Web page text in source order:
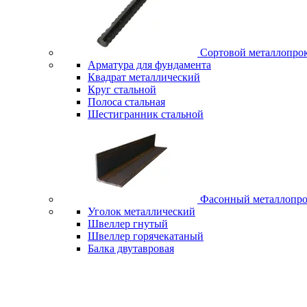
Сортовой
Арматура для фундамента
Квадрат металлический
Круг стальной
Полоса стальная
Шестигранник стальной
Фасонный
Уголок металлический
Швеллер гнутый
Швеллер горячекатаный
Балка двутавровая